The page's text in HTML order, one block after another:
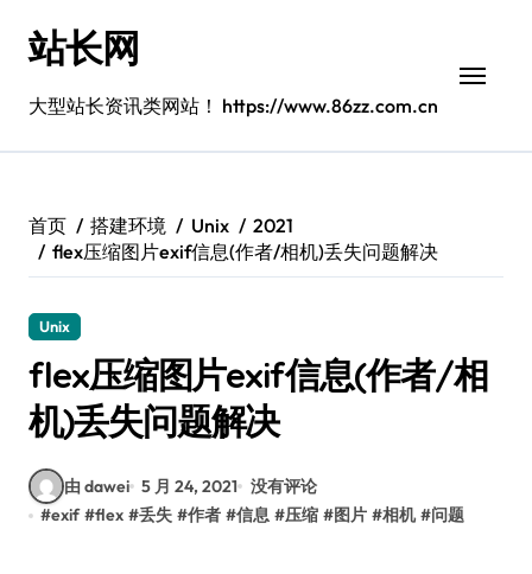
站长网
大型站长资讯类网站！ https://www.86zz.com.cn
首页 搭建环境 Unix
2021
flex压缩图片exif信息(作者/相机)丢失问题解决
Unix
flex压缩图片exif信息(作者/相
机)丢失问题解决
由 dawei 5 月 24, 2021 没有评论
#exif #flex #丢失 #作者 #信息 #压缩 #图片 #相机 #问题